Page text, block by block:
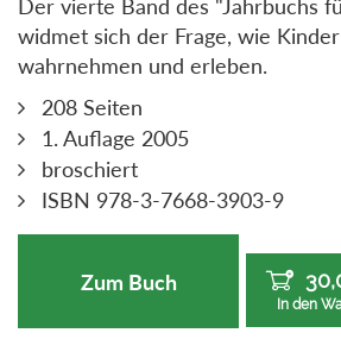
Der vierte Band des "Jahrbuchs
widmet sich der Frage, wie
wahrnehmen und erleben.
208 Seiten
1. Auflage 2005
broschiert
ISBN 978-3-7668-3903-9
Zum Buch
In den